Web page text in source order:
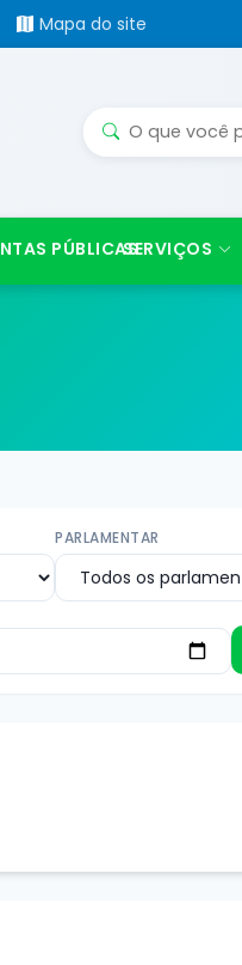
Mapa do site
PÚBLICASSERVIÇOS
PARLAMENTAR